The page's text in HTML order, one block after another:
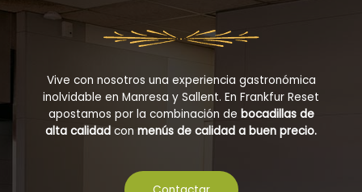
Vive con nosotros una experiencia gastronómica
inolvidable en Manresa y Sallent. En Frankfur Reset
apostamos por la combinación de bocadillas de
alta calidad con menús de calidad a buen precio.